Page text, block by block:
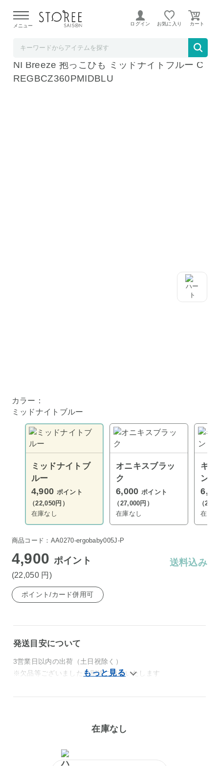
よる配送遅延が発生しております。
メニュー ログイン お気に入り
エルゴベビー オムニ ブリーズ Ergobaby OM
NI Breeze 抱っこひも ミッドナイトブルー C
REGBCZ360PMIDBLU
カラーはミッドナイトブルーのお届けになります。
カラー：
ミッドナイトブルー
ミッドナイトブ
ルー
4,900 ポイント
（22,050円）
在庫なし
オニキスブラッ
ク
6,000 ポイント
（27,000円）
在庫なし
キ
ン
（
在庫
商品コード：AA0270-ergobaby005J-P
4,900 ポイント
(22,050 円 )
送料込み
ポイント/カード併用可
発送目安について
3営業日以内の出荷（土日祝除く）
※欠品等ございましたら別途ご連絡いたします
在庫なし